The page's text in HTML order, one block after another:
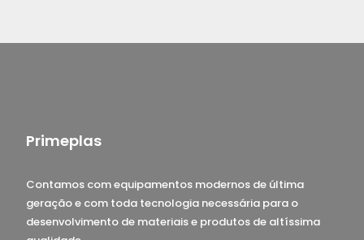
Primeplas
Contamos com equipamentos modernos de última
geração e com toda tecnologia necessária para o
desenvolvimento de materiais e produtos de altíssima